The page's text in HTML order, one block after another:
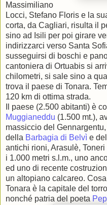
Massimiliano
Locci, Stefano Floris e la
corta, da Cagliari, risulta il
sino ad Isili per poi girare
indirizzarci verso Santa
susseguirsi di boschi e
cantoniera di Ortuabis si
chilometri, si sale sino a
trova il paese di Tonara.
120 km di ottima strada.
Il paese (2.500 abitanti) è
Muggianeddu (1.500 mt.),
massiccio del
della Barbagia di Belvì e
antichi rioni, Arasulè,
i 1.000 metri s.l.m., uno
ed uno di recente
un altopiano calcareo.
Tonara è la capitale del
nonché patria del poeta